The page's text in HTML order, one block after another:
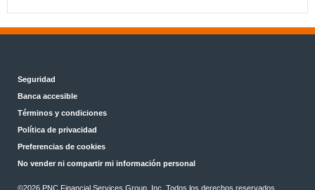
Seguridad
Banca accesible
Términos y condiciones
Política de privacidad
Preferencias de cookies
No vender ni compartir mi información personal
©2026 PNC Financial Services Group, Inc. Todos los derechos reservados.